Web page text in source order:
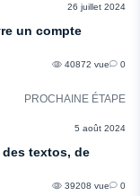
26 juillet 2024
un compte
40872 vue 0
PROCHAINE ÉTAPE
5 août 2024
textos, de
39208 vue 0